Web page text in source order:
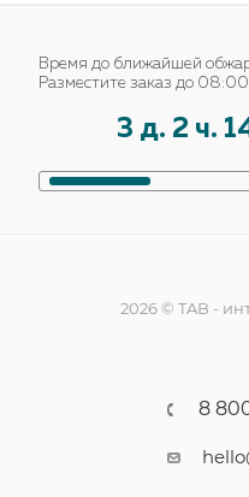
Время до ближайшей
Разместите заказ до
3 д. 2 ч.
2026 © TAB -
8